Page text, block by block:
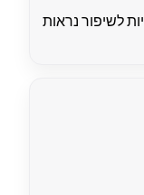
לשיפור נראות